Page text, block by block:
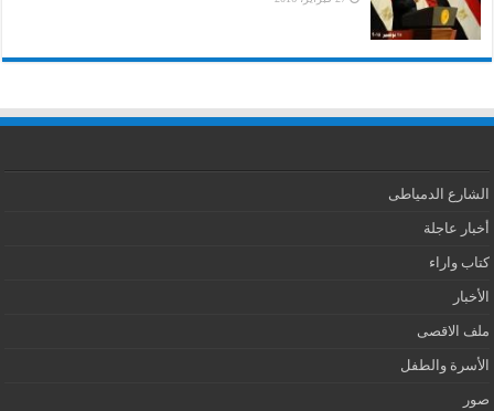
الشارع الدمياطى
أخبار عاجلة
كتاب واراء
الأخبار
ملف الاقصى
الأسرة والطفل
صور